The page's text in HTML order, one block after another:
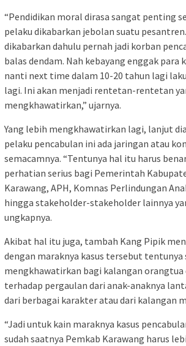
“Pendidikan moral dirasa sangat penting
pelaku dikabarkan jebolan suatu
dikabarkan dahulu pernah jadi korban
balas dendam. Nah kebayang enggak para
nanti next time dalam 10-20 tahun lagi
lagi. Ini akan menjadi rentetan-rentetan
mengkhawatirkan,” ujarnya.
Yang lebih mengkhawatirkan lagi, lanjut
pelaku pencabulan ini ada jaringan atau
semacamnya. “Tentunya hal itu harus
perhatian serius bagi Pemerintah
Karawang, APH, Komnas Perlindungan
hingga stakeholder-stakeholder lainnya
ungkapnya.
Akibat hal itu juga, tambah Kang Pipik
dengan maraknya kasus tersebut tentunya
mengkhawatirkan bagi kalangan orangtua
terhadap pergaulan dari anak-anaknya
dari berbagai karakter atau dari kalangan
“Jadi untuk kain maraknya kasus
sudah saatnya Pemkab Karawang harus